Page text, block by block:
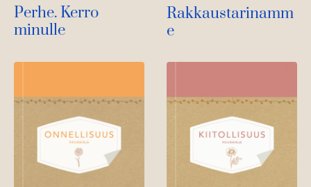
Perhe. Kerro
minulle
Rakkaustarinamm
e